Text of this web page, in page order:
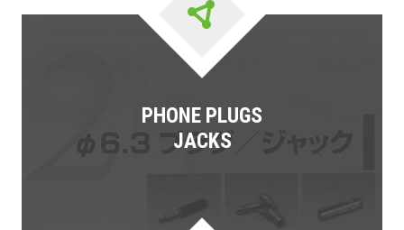
PHONE PLUGS
JACKS